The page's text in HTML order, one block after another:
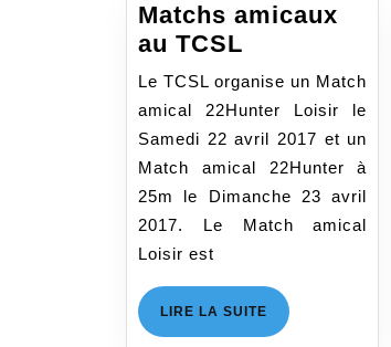
Matchs amicaux
au TCSL
amicaux
au
TCSL
Le TCSL organise un Match
amical 22Hunter Loisir le
Samedi 22 avril 2017 et un
Match amical 22Hunter à
25m le Dimanche 23 avril
2017. Le Match amical
Loisir est
LIRE LA SUITE LIRE
LA